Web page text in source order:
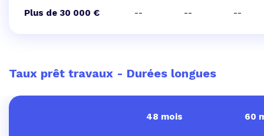
Plus de 30 000 € -- -- --
Taux prêt travaux - Durées longues
48 mois 60